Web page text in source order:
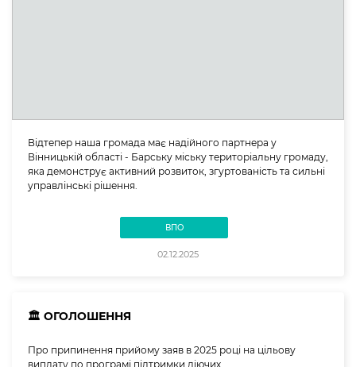
Відтепер наша громада має надійного партнера у
Вінницькій області - Барську міську територіальну громаду,
яка демонструє активний розвиток, згуртованість та сильні
управлінські рішення.
ВПО
02.12.2025
🏛️ ОГОЛОШЕННЯ
Про припинення прийому заяв в 2025 році на цільову
виплату по програмі підтримки діючих